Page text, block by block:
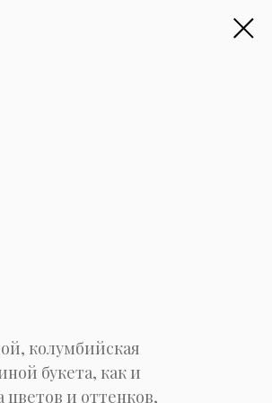
колумбийская
букета, как и
цветов и оттенков,